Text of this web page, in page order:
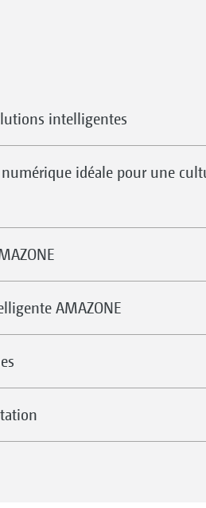
intelligentes
idéale pour une
AMAZONE